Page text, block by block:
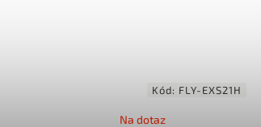
Kód: FLY-EXS21H
Na dotaz